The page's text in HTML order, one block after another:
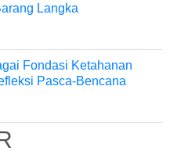
Langka
Fondasi Ketahanan
Pasca-Bencana